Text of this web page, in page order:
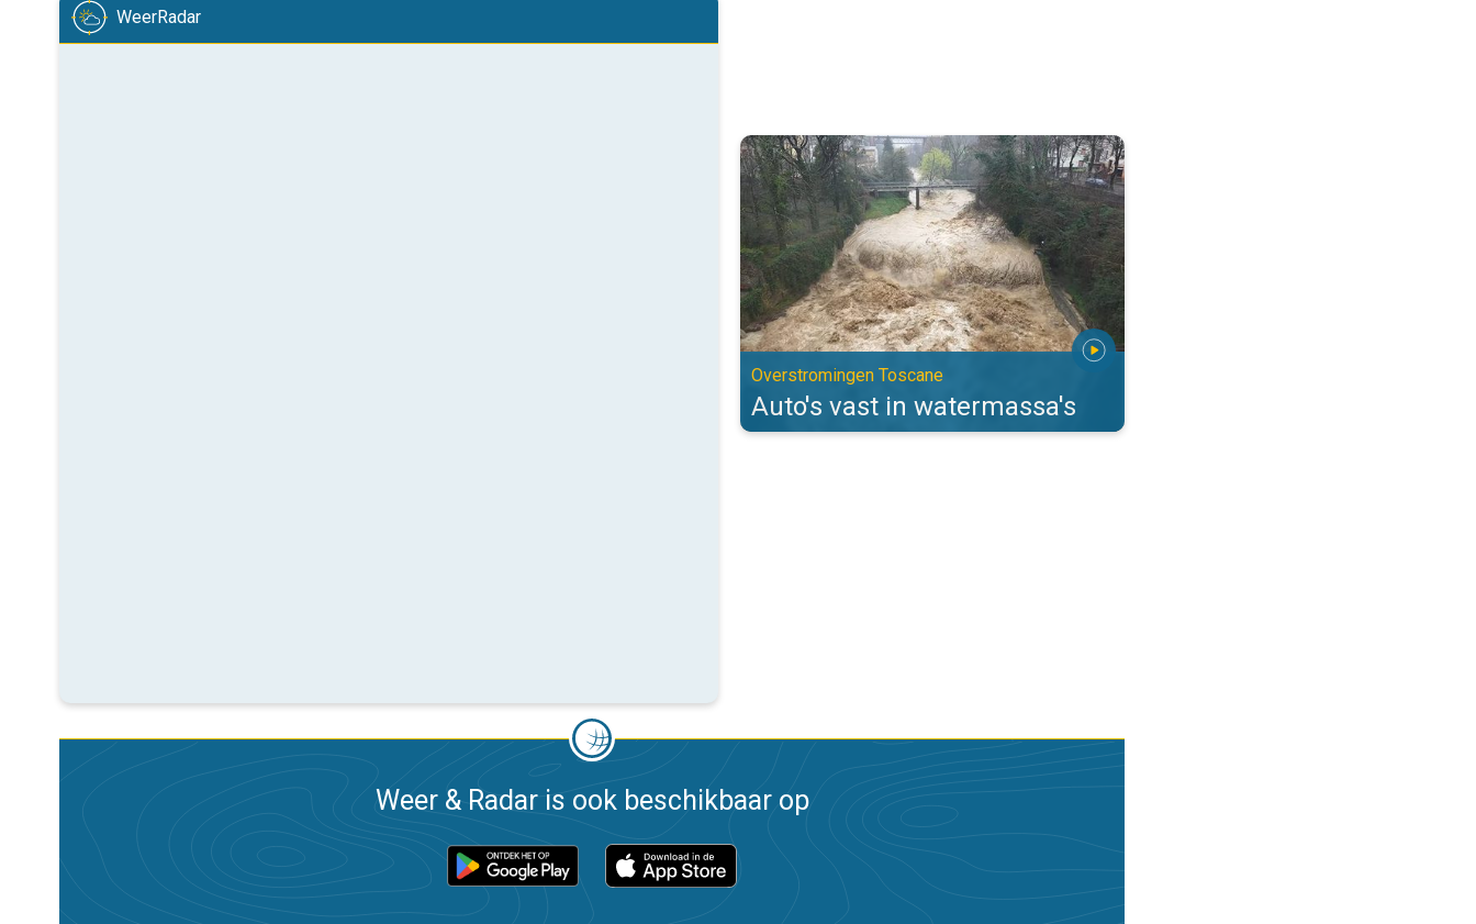
WeerRadar
Auto's vast in watermassa's. Overstromingen Toscane. . .
Overstromingen Toscane
Auto's vast in watermassa's
Weer & Radar is ook beschikbaar op